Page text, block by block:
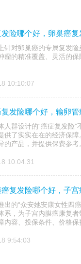
险哪个好，卵巢癌
针对卵巢癌的专属复发
瘤的精准覆盖、灵活的
10:10:07
发险哪个好，输卵
人群设计的“癌症复发险
供了实实在在的经济保
的产品，并提供保费参考
10:04:31
复发险哪个好，子
出的“众安她安康女性四
系，为子宫内膜癌康复
内容、投保条件、价格
9:54:03